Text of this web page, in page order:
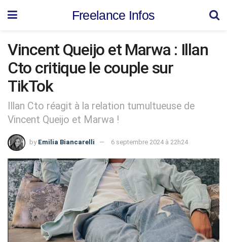
Freelance Infos
Vincent Queijo et Marwa : Illan
Cto critique le couple sur
TikTok
Illan Cto réagit à la relation tumultueuse de
Vincent Queijo et Marwa !
by Emilia Biancarelli 6 septembre 2024 à 22h24